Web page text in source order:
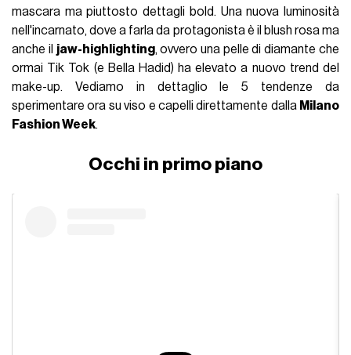
mascara ma piuttosto dettagli bold. Una nuova luminosità
nell'incarnato, dove a farla da protagonista è il blush rosa ma
anche il jaw-highlighting, ovvero una pelle di diamante che
ormai Tik Tok (e Bella Hadid) ha elevato a nuovo trend del
make-up. Vediamo in dettaglio le 5 tendenze da
sperimentare ora su viso e capelli direttamente dalla Milano
Fashion Week.
Occhi in primo piano